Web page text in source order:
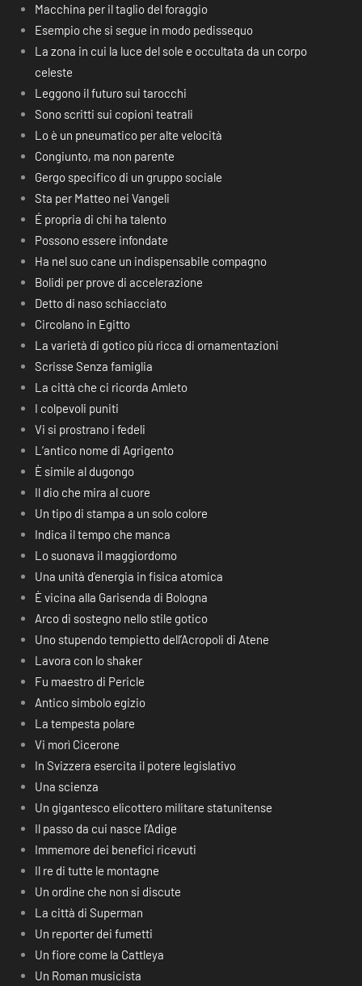
Macchina per il taglio del foraggio
Esempio che si segue in modo pedissequo
La zona in cui la luce del sole e occultata da un corpo
celeste
Leggono il futuro sui tarocchi
Sono scritti sui copioni teatrali
Lo è un pneumatico per alte velocità
Congiunto, ma non parente
Gergo specifico di un gruppo sociale
Sta per Matteo nei Vangeli
É propria di chi ha talento
Possono essere infondate
Ha nel suo cane un indispensabile compagno
Bolidi per prove di accelerazione
Detto di naso schiacciato
Circolano in Egitto
La varietà di gotico più ricca di ornamentazioni
Scrisse Senza famiglia
La città che ci ricorda Amleto
I colpevoli puniti
Vi si prostrano i fedeli
L’antico nome di Agrigento
È simile al dugongo
Il dio che mira al cuore
Un tipo di stampa a un solo colore
Indica il tempo che manca
Lo suonava il maggiordomo
Una unità d’energia in fisica atomica
È vicina alla Garisenda di Bologna
Arco di sostegno nello stile gotico
Uno stupendo tempietto dell’Acropoli di Atene
Lavora con lo shaker
Fu maestro di Pericle
Antico simbolo egizio
La tempesta polare
Vi morì Cicerone
In Svizzera esercita il potere legislativo
Una scienza
Un gigantesco elicottero militare statunitense
Il passo da cui nasce l’Adige
Immemore dei benefici ricevuti
Il re di tutte le montagne
Un ordine che non si discute
La città di Superman
Un reporter dei fumetti
Un fiore come la Cattleya
Un Roman musicista